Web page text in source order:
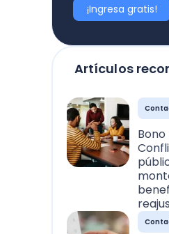
Artículos
¡Ingresa gratis!